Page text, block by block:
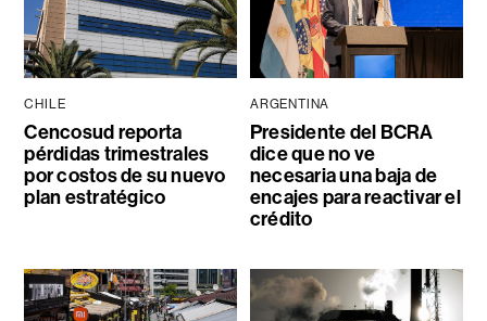
CHILE
Cencosud reporta
pérdidas trimestrales
por costos de su nuevo
plan estratégico
ARGENTINA
Presidente del BCRA
dice que no ve
necesaria una baja de
encajes para reactivar el
crédito